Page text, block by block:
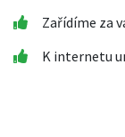
Zařídíme za
K internetu